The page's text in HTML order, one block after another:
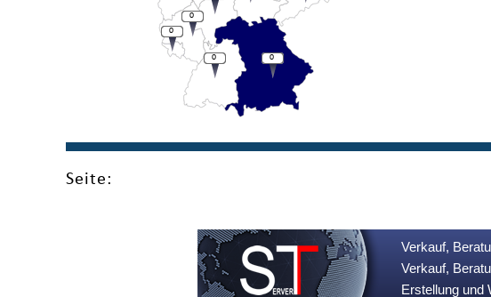
0
0
0 0
Seite:
Verkauf,
Verkauf,
Erstellung und